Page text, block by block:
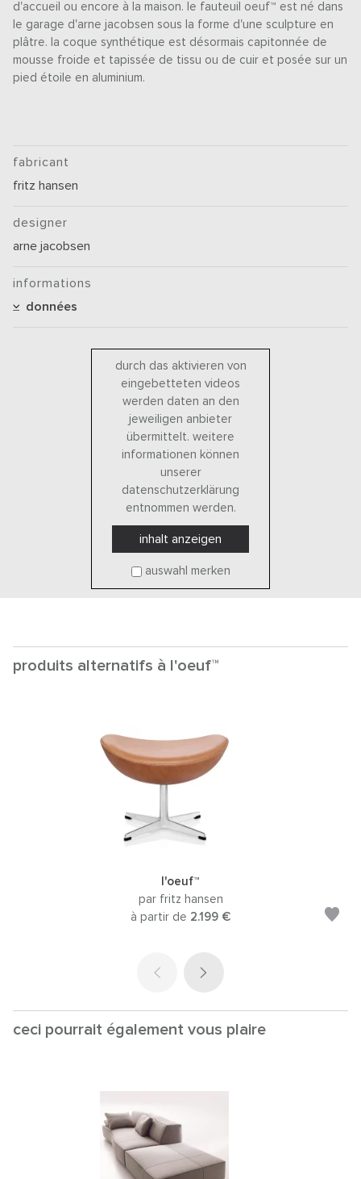
d'accueil ou encore à la maison. le fauteuil oeuf™ est né dans
le garage d'arne jacobsen sous la forme d'une sculpture en
plâtre. la coque synthétique est désormais capitonnée de
mousse froide et tapissée de tissu ou de cuir et posée sur un
pied étoile en aluminium.
fabricant
fritz hansen
designer
arne jacobsen
informations
données
durch das aktivieren von
eingebetteten videos
werden daten an den
jeweiligen anbieter
übermittelt. weitere
informationen können
unserer
datenschutzerklärung
entnommen werden.
inhalt anzeigen
auswahl merken
produits alternatifs à l'oeuf™
l'oeuf™
par fritz hansen
à partir de 2.199 €
ceci pourrait également vous plaire